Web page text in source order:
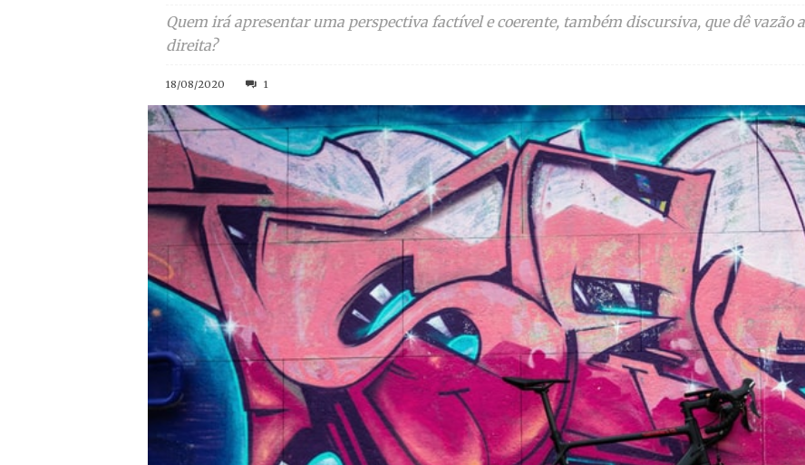
Quem irá apresentar uma perspectiva factível e coerente, também discursiva, que dê vazão a
direita?
18/08/2020 1